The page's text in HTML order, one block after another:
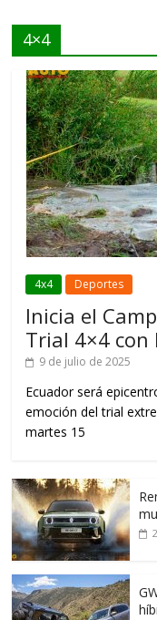
4×4
4x4 Deportes
Inicia el
Trial 4×4 con
9 de julio de 2025
Ecuador será
emoción del trial
martes 15